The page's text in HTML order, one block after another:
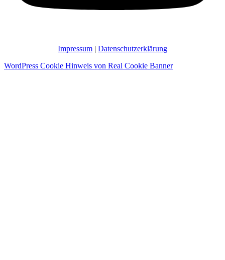
Impressum | Datenschutzerklärung
WordPress Cookie Hinweis von Real Cookie Banner